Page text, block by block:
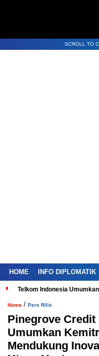
SCROLL TO
HOME INFO DIPLOMATIK
Telkom Indonesia
Home / Pers Rilis
Pinegrove Credit
Umumkan
Mendukung